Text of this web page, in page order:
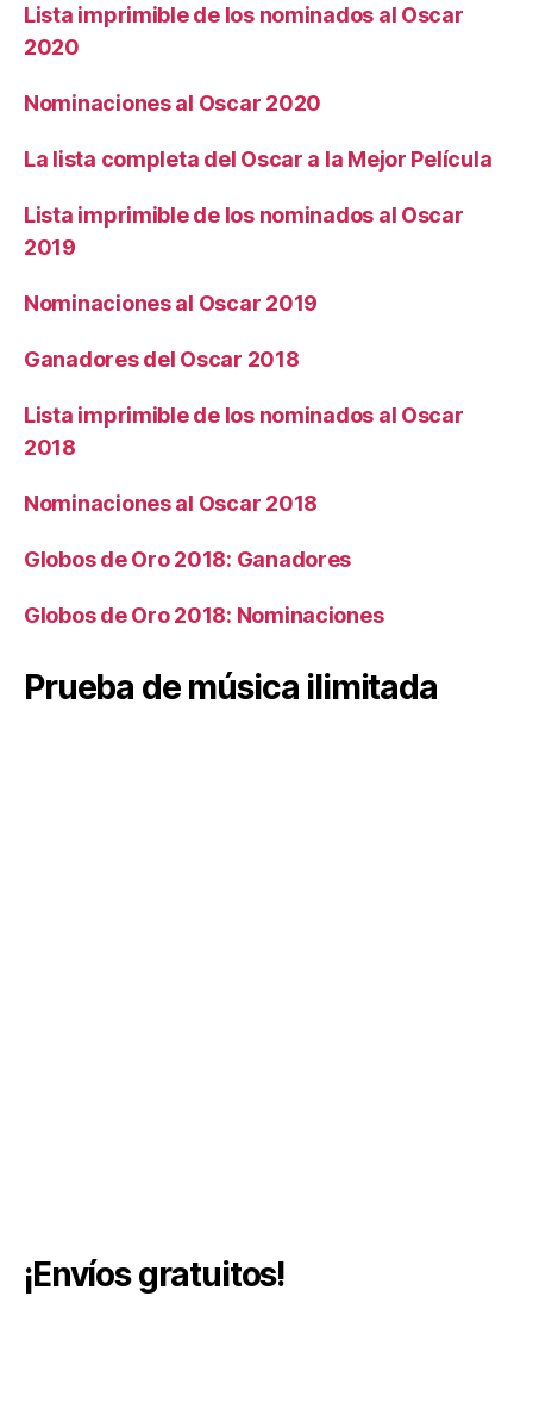
Lista imprimible de los nominados al Oscar
2020
Nominaciones al Oscar 2020
La lista completa del Oscar a la Mejor Película
Lista imprimible de los nominados al Oscar
2019
Nominaciones al Oscar 2019
Ganadores del Oscar 2018
Lista imprimible de los nominados al Oscar
2018
Nominaciones al Oscar 2018
Globos de Oro 2018: Ganadores
Globos de Oro 2018: Nominaciones
Prueba de música ilimitada
¡Envíos gratuitos!